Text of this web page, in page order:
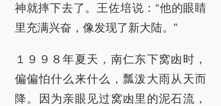
神就摔下去了。王佐培说：“他的眼睛
里充满兴奋，像发现了新大陆。”
１９９８年夏天，南仁东下窝凼时，
偏偏怕什么来什么，瓢泼大雨从天而
降。因为亲眼见过窝凼里的泥石流，